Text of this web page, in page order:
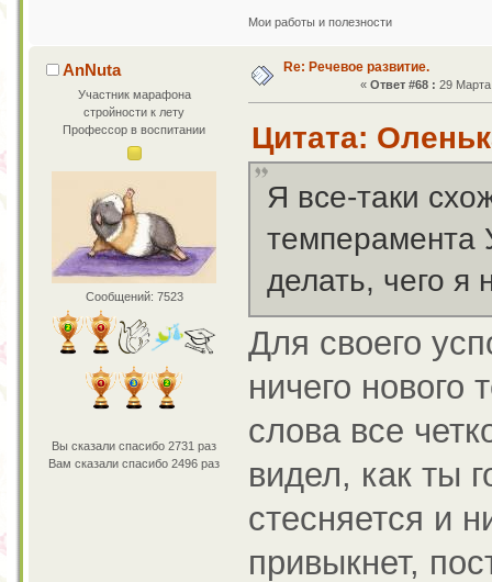
Мои работы и полезности
AnNuta
Участник марафона
стройности к лету
Профессор в воспитании
Сообщений: 7523
Вы сказали спасибо 2731 раз
Вам сказали спасибо 2496 раз
Re: Речевое развитие.
« Ответ #68 : 29
Цитата:
Я все-таки
темперамента
делать, чего я
Для своего
ничего нового
слова все
видел, как ты
стесняется и
привыкнет,